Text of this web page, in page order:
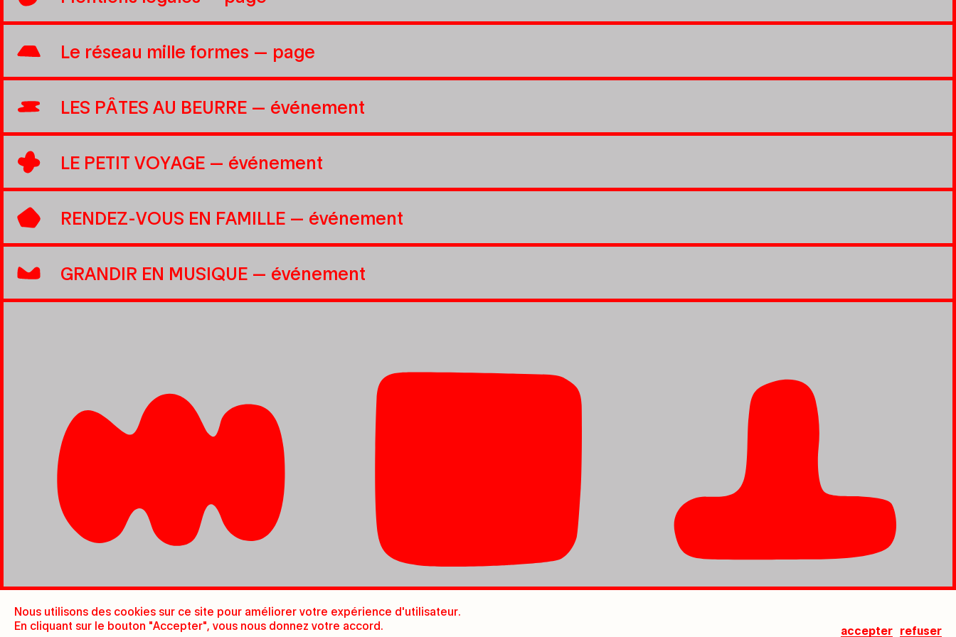
Le réseau mille formes — page
LES PÂTES AU BEURRE — événement
LE PETIT VOYAGE — événement
RENDEZ-VOUS EN FAMILLE — événement
GRANDIR EN MUSIQUE — événement
Nous utilisons des cookies sur ce site pour améliorer votre expérience d'utilisateur.
En cliquant sur le bouton "Accepter", vous nous donnez votre accord.
accepter refuser